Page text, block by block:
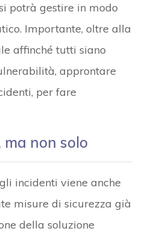
potrà gestire in modo
Importante, oltre alla
affinché tutti siano
approntare
per fare
non solo
incidenti viene anche
misure di sicurezza già
della soluzione